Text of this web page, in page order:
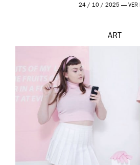
24 / 10 / 2025 — VER
ART